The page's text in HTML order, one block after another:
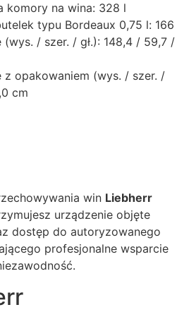
komory na wina: 328 l
typu Bordeaux 0,75 l: 166
/ szer. / gł.): 148,4 / 59,7 /
z opakowaniem (wys. / szer. /
cm
win Liebherr
urządzenie objęte
dostęp do autoryzowanego
profesjonalne wsparcie